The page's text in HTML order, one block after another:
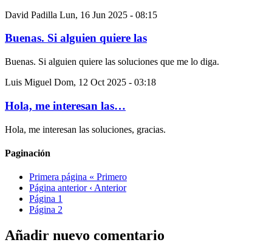
David Padilla Lun, 16 Jun 2025 - 08:15
Buenas. Si alguien quiere las
Buenas. Si alguien quiere las soluciones que me lo diga.
Luis Miguel Dom, 12 Oct 2025 - 03:18
Hola, me interesan las…
Hola, me interesan las soluciones, gracias.
Paginación
Primera página « Primero
Página anterior ‹ Anterior
Página 1
Página 2
Añadir nuevo comentario